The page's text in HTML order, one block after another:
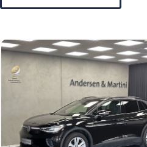
genkendende til det, har vi